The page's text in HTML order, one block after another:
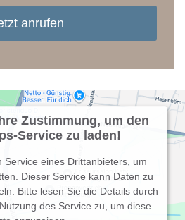
anrufen
Zustimmung, um den
Service zu laden!
Service eines Drittanbieters, um
Dieser Service kann Daten zu
Bitte lesen Sie die Details durch
des Service zu, um diese